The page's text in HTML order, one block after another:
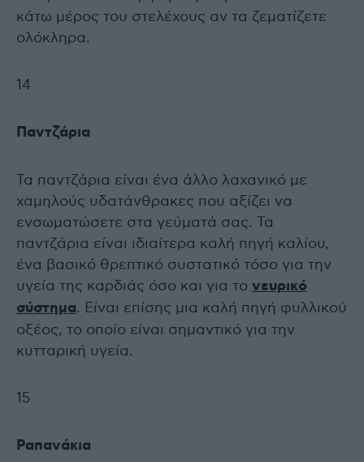
κάτω μέρος του στελέχους αν τα ζεματίζετε
ολόκληρα.
14
Παντζάρια
Τα παντζάρια είναι ένα άλλο λαχανικό με
χαμηλούς υδατάνθρακες που αξίζει να
ενσωματώσετε στα γεύματά σας. Τα
παντζάρια είναι ιδιαίτερα καλή πηγή καλίου,
ένα βασικό θρεπτικό συστατικό τόσο για την
υγεία της καρδιάς όσο και για το νευρικό
σύστημα. Είναι επίσης μια καλή πηγή φυλλικού
οξέος, το οποίο είναι σημαντικό για την
κυτταρική υγεία.
15
Ραπανάκια